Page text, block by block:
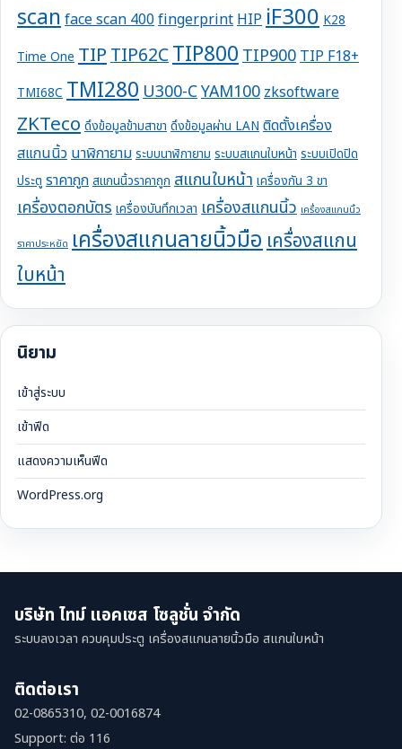
scanface scan 400fingerprintHIPiF300 K28
Time One TIPTIP62CTIP800TIP900TIP F18+
TMI68C TMI280U300-CYAM100zksoftware
ZKTeco ดึงข้อมูลข้ามสาขา ดึงข้อมูลผ่าน LAN ติดตั้งเครื่อง
สแกนนิ้วนาฬิกายาม ระบบนาฬิกายาม ระบบสแกนใบหน้า ระบบเปิดปิด
ประตู ราคาถูก สแกนนิ้วราคาถูก สแกนใบหน้า เครื่องกัน 3 ขา
เครื่องตอกบัตร เครื่องบันทึกเวลา เครื่องสแกนนิ้ว เครื่องสแกนนิ้ว
ราคาประหยัด เครื่องสแกนลายนิ้วมือเครื่องสแกน
ใบหน้า
นิยาม
เข้าสู่ระบบ
เข้าฟีด
แสดงความเห็นฟีด
WordPress.org
บริษัท ไทม์ แอคเซส โซลูชั่น จำกัด
ระบบลงเวลา ควบคุมประตู เครื่องสแกนลายนิ้วมือ สแกนใบหน้า
ติดต่อเรา
02-0865310, 02-0016874
Support: ต่อ 116